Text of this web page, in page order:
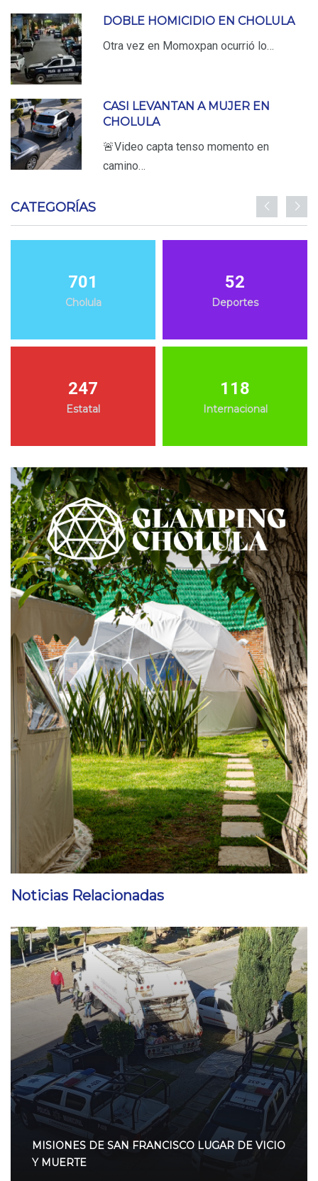
DOBLE HOMICIDIO EN CHOLULA
Otra vez en Momoxpan ocurrió lo…
CASI LEVANTAN A MUJER EN
CHOLULA
🚨Video capta tenso momento en
camino…
CATEGORÍAS
701
Cholula
52
Deportes
247
Estatal
118
Internacional
Noticias Relacionadas
MISIONES DE SAN FRANCISCO LUGAR DE VICIO
Y MUERTE